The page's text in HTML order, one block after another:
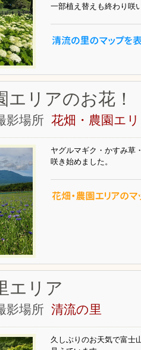
一部植え替えも終わり咲
エリアのお花！
影場所 花畑・農園エ
ヤグルマギク・かすみ草
咲き始めました。
エリア
影場所 清流の里
久しぶりのお天気で富士